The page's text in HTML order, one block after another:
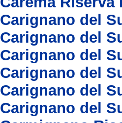
Carignano del
Carignano del
Carignano del
Carignano del
Carignano del
Carignano del